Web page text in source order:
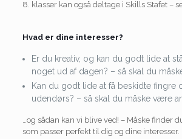
8. klasser kan også deltage i Skills Stafet –
Hvad er dine interesser?
Er du kreativ, og kan du godt lide at
noget ud af dagen? – så skal du
Kan du godt lide at få beskidte fingre
udendørs? – så skal du måske være
…og sådan kan vi blive ved! – Måske finder
som passer perfekt til dig og dine interesser.